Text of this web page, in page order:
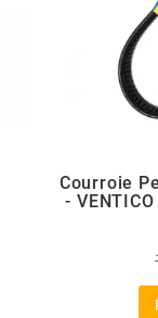
Courroie
-